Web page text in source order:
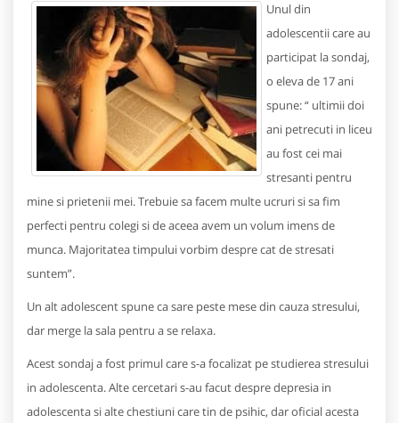
Unul din
adolescentii care au
participat la sondaj,
o eleva de 17 ani
spune: “ ultimii doi
ani petrecuti in liceu
au fost cei mai
stresanti pentru
mine si prietenii mei. Trebuie sa facem multe ucruri si sa fim
perfecti pentru colegi si de aceea avem un volum imens de
munca. Majoritatea timpului vorbim despre cat de stresati
suntem”.
Un alt adolescent spune ca sare peste mese din cauza stresului,
dar merge la sala pentru a se relaxa.
Acest sondaj a fost primul care s-a focalizat pe studierea stresului
in adolescenta. Alte cercetari s-au facut despre depresia in
adolescenta si alte chestiuni care tin de psihic, dar oficial acesta